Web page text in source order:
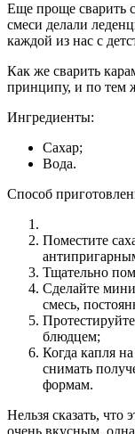
Еще проще сварить
смеси делали
каждой из нас с
Как же сварить
принципу, и по тем
Ингредиенты:
Сахар;
Вода.
Способ
Поместите
Тщательно
Сделайте
смесь,
блюдцем;
Когда капля
снимать
формам.
Нельзя сказать, что